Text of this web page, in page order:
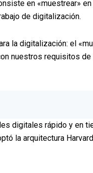
en «muestrear»
de digitalización.
la digitalización: el
nuestros requisitos
digitales rápido y en
la arquitectura